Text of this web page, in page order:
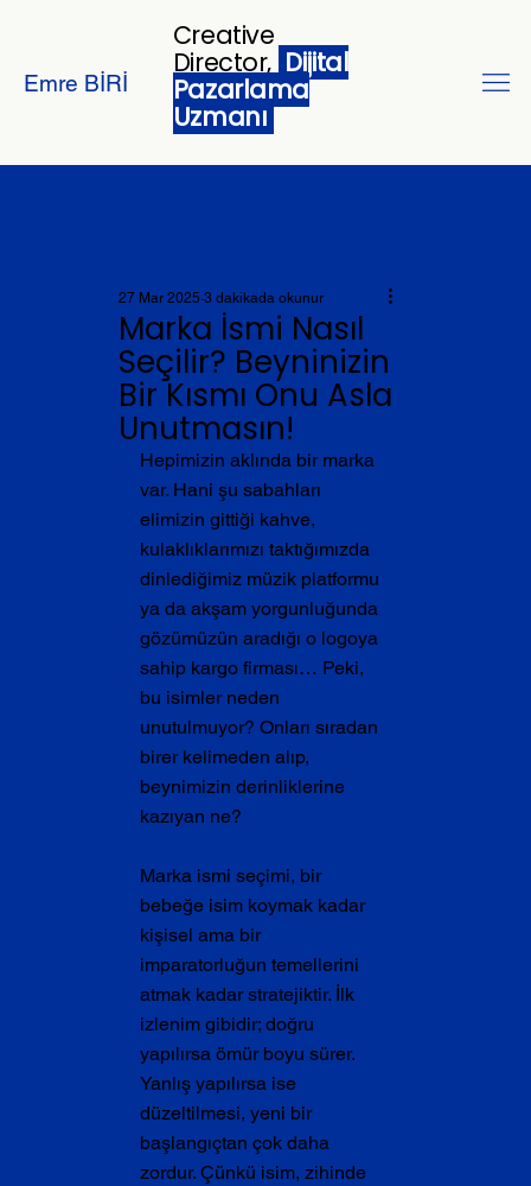
Emre BİRİ
Creative
Director, Dijital
Pazarlama
Uzmanı
Marka İsmi Nasıl
Seçilir? Beyninizin
Bir Kısmı Onu Asla
Unutmasın!
27 Mar 2025 3 dakikada okunur
Hepimizin aklında bir marka
var. Hani şu sabahları
elimizin gittiği kahve,
kulaklıklarımızı taktığımızda
dinlediğimiz müzik platformu
ya da akşam yorgunluğunda
gözümüzün aradığı o logoya
sahip kargo firması… Peki,
bu isimler neden
unutulmuyor? Onları sıradan
birer kelimeden alıp,
beynimizin derinliklerine
kazıyan ne?
Marka ismi seçimi, bir
bebeğe isim koymak kadar
kişisel ama bir
imparatorluğun temellerini
atmak kadar stratejiktir. İlk
izlenim gibidir; doğru
yapılırsa ömür boyu sürer.
Yanlış yapılırsa ise
düzeltilmesi, yeni bir
başlangıçtan çok daha
zordur. Çünkü isim, zihinde